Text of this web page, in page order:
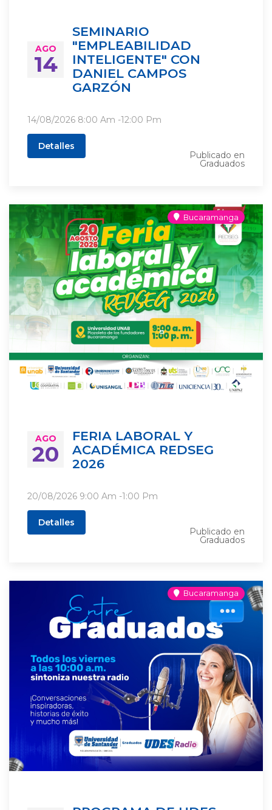
AGO
14
SEMINARIO
"EMPLEABILIDAD
INTELIGENTE" CON
DANIEL CAMPOS
GARZÓN
14/08/2026 8:00 Am -12:00 Pm
Detalles
Publicado en
Graduados
Bucaramanga
AGO
20
FERIA LABORAL Y
ACADÉMICA REDSEG
2026
20/08/2026 9:00 Am -1:00 Pm
Detalles
Publicado en
Graduados
Bucaramanga